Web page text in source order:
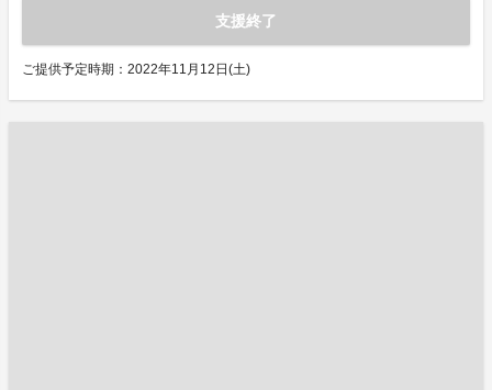
支援終了
ご提供予定時期：2022年11月12日(土)